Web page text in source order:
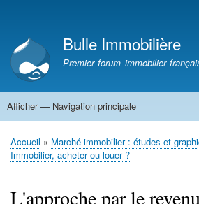
contenu
principal
compte
de
l'utilisateur
Bulle Immobilière
Premier forum immobilier
Navigation
Afficher — Navigation principale
Accueil
Fil
Accueil Marché immobilier : études et
Immobilier, acheter ou louer ?
L'approche par le